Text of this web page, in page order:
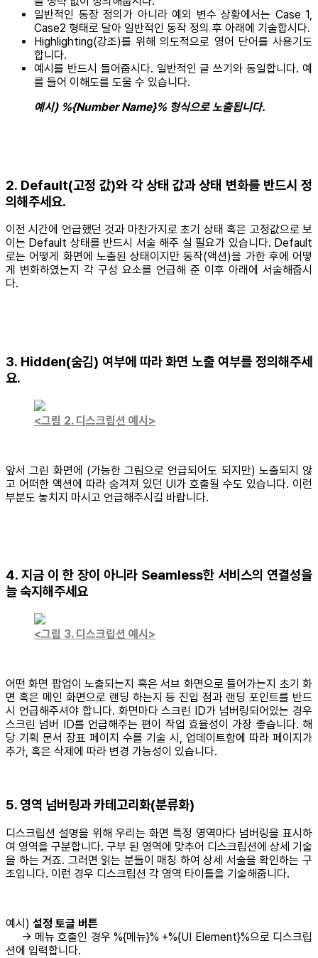
일반적인 동장 정의가 아니라 예외 변수 상황에서는 Case 1,
Case2 형태로 달아 일반적인 동작 정의 후 아래에 기술합시다.
Highlighting(강조)를 위해 의도적으로 영어 단어를 사용기도
합니다.
예시를 반드시 들어줍시다. 일반적인 글 쓰기와 동일합니다. 예
를 들어 이해도를 도울 수 있습니다.
예시) %{Number Name}% 형식으로 노출됩니다.
2. Default(고정 값)와 각 상태 값과 상태 변화를 반드시 정
의해주세요.
이전 시간에 언급했던 것과 마찬가지로 초기 상태 혹은 고정값으로 보
이는 Default 상태를 반드시 서술 해주 실 필요가 있습니다. Default
로는 어떻게 화면에 노출된 상태이지만 동작(액션)을 가한 후에 어떻
게 변화하였는지 각 구성 요소를 언급해 준 이후 아래에 서술해줍시
다.
3. Hidden(숨김) 여부에 따라 화면 노출 여부를 정의해주세
요.
<그림 2. 디스크립션 예시>
앞서 그린 화면에 (가능한 그림으로 언급되어도 되지만) 노출되지 않
고 어떠한 액션에 따라 숨겨져 있던 UI가 호출될 수도 있습니다. 이런
부분도 놓치지 마시고 언급해주시길 바랍니다.
4. 지금 이 한 장이 아니라 Seamless한 서비스의 연결성을
늘 숙지해주세요
<그림 3. 디스크립션 예시>
어떤 화면 팝업이 노출되는지 혹은 서브 화면으로 들어가는지 초기 화
면 혹은 메인 화면으로 랜딩 하는지 등 진입 점과 랜딩 포인트를 반드
시 언급해주셔야 합니다. 화면마다 스크린 ID가 넘버링되어있는 경우
스크린 넘버 ID를 언급해주는 편이 작업 효율성이 가장 좋습니다. 해
당 기획 문서 장표 페이지 수를 기술 시, 업데이트함에 따라 페이지가
추가, 혹은 삭제에 따라 변경 가능성이 있습니다.
5. 영역 넘버링과 카테고리화(분류화)
디스크립션 설명을 위해 우리는 화면 특정 영역마다 넘버링을 표시하
여 영역을 구분합니다. 구부 된 영역에 맞추어 디스크립션에 상세 기술
을 하는 거죠. 그러면 읽는 분들이 매칭 하여 상세 서술을 확인하는 구
조입니다. 이런 경우 디스크립션 각 영역 타이틀을 기술해줍니다.
예시) 설정 토글 버튼
→ 메뉴 호출인 경우 %{메뉴}% +%{UI Element}%으로 디스크립
션에 입력합니다.